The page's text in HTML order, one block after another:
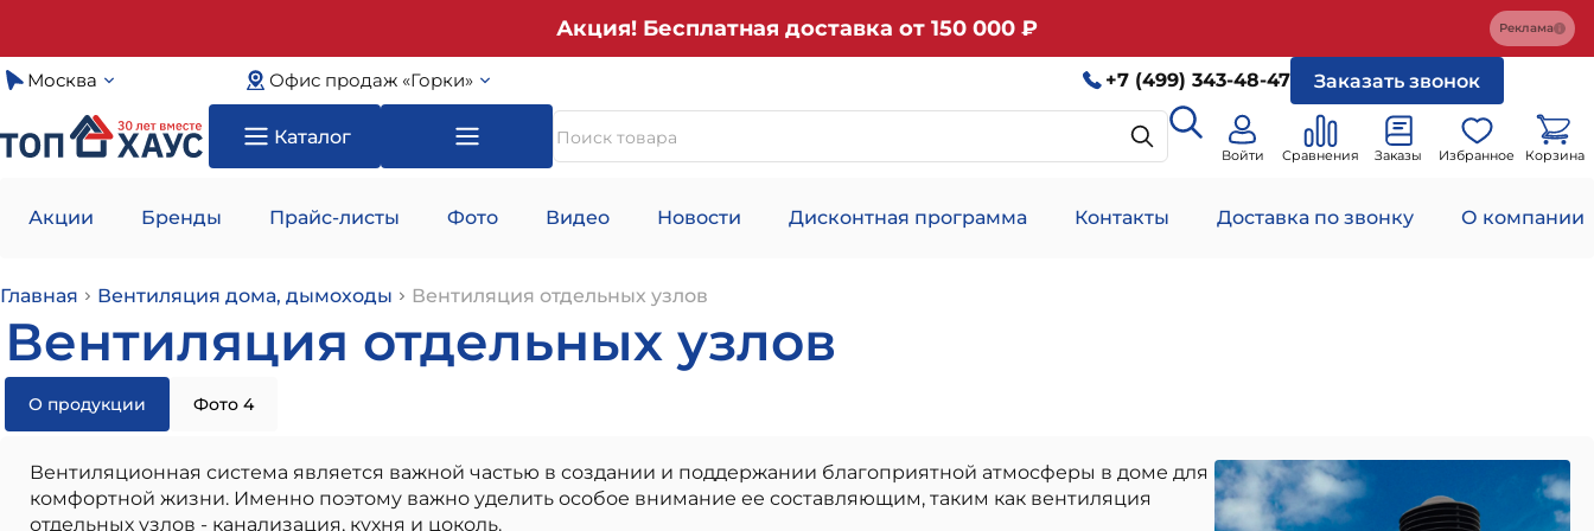
Акция! Бесплатная доставка от 150 000 ₽ Реклама
Москва Офис продаж «Горки» +7 (499) 343-48-47 Заказать звонок
Каталог
Войти Сравнения Заказы Избранное Корзина
Акции Бренды Прайс-листы Фото Видео Новости Дисконтная программа Контакты Доставка по звонку О компании
Главная Вентиляция дома, дымоходы Вентиляция отдельных узлов
Вентиляция отдельных узлов
О продукции Фото 4
Вентиляционная система является важной частью в создании и поддержании благоприятной атмосферы в доме для
комфортной жизни. Именно поэтому важно уделить особое внимание ее составляющим, таким как вентиляция
отдельных узлов - канализация, кухня и цоколь.